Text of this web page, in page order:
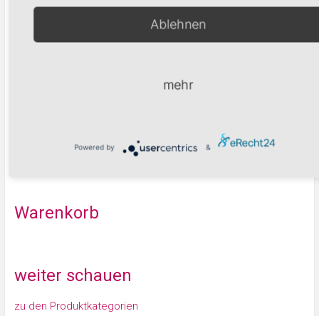
Warenkorb
weiter schauen
zu den Produktkategorien
Ablehnen
mehr
Powered by &